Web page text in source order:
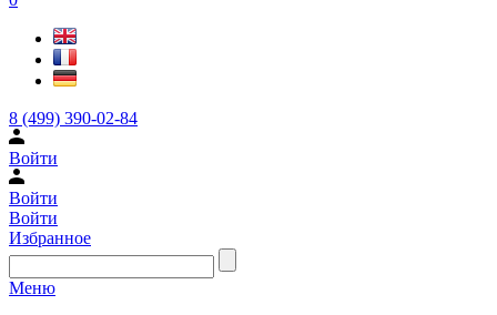
8 (499) 390-02-84
Войти
Войти
Войти
Избранное
Меню